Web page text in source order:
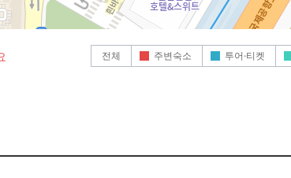
전체 주변숙소 투어·티켓